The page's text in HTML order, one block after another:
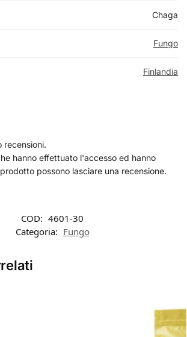
Chaga
Fungo
Finlandia
recensioni.
hanno effettuato l'accesso ed hanno
possono lasciare una recensione.
COD: 4601-30
Categoria: Fungo